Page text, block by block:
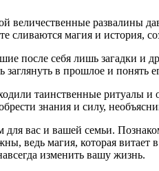
величественные
сливаются магия и история,
после себя лишь загадки и
в прошлое и понять
таинственные
знания и силу,
вас и вашей семьи.
ведь магия, которая
изменить вашу жизнь.